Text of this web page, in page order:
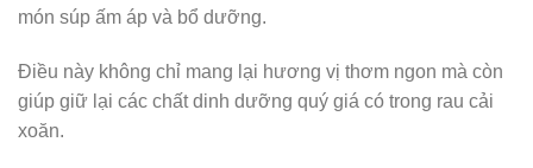
món súp ấm áp và bổ dưỡng.
Điều này không chỉ mang lại hương vị thơm ngon mà còn
giúp giữ lại các chất dinh dưỡng quý giá có trong rau cải
xoăn.